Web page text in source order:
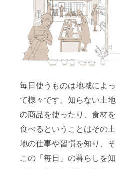
毎日使うものは地域によっ
て様々です。知らない土地
の商品を使ったり、食材を
食べるということはその土
地の仕事や習慣を知り、そ
この「毎日」の暮らしを知